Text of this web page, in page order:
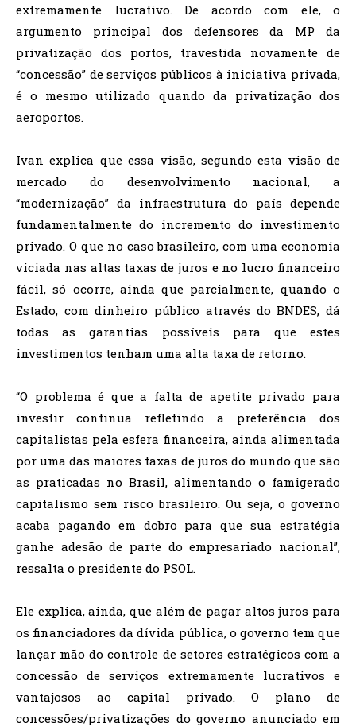
extremamente lucrativo. De acordo com ele, o
argumento principal dos defensores da MP da
privatização dos portos, travestida novamente de
“concessão” de serviços públicos à iniciativa privada,
é o mesmo utilizado quando da privatização dos
aeroportos.
Ivan explica que essa visão, segundo esta visão de
mercado do desenvolvimento nacional, a
“modernização” da infraestrutura do país depende
fundamentalmente do incremento do investimento
privado. O que no caso brasileiro, com uma economia
viciada nas altas taxas de juros e no lucro financeiro
fácil, só ocorre, ainda que parcialmente, quando o
Estado, com dinheiro público através do BNDES, dá
todas as garantias possíveis para que estes
investimentos tenham uma alta taxa de retorno.
“O problema é que a falta de apetite privado para
investir continua refletindo a preferência dos
capitalistas pela esfera financeira, ainda alimentada
por uma das maiores taxas de juros do mundo que são
as praticadas no Brasil, alimentando o famigerado
capitalismo sem risco brasileiro. Ou seja, o governo
acaba pagando em dobro para que sua estratégia
ganhe adesão de parte do empresariado nacional”,
ressalta o presidente do PSOL.
Ele explica, ainda, que além de pagar altos juros para
os financiadores da dívida pública, o governo tem que
lançar mão do controle de setores estratégicos com a
concessão de serviços extremamente lucrativos e
vantajosos ao capital privado. O plano de
concessões/privatizações do governo anunciado em